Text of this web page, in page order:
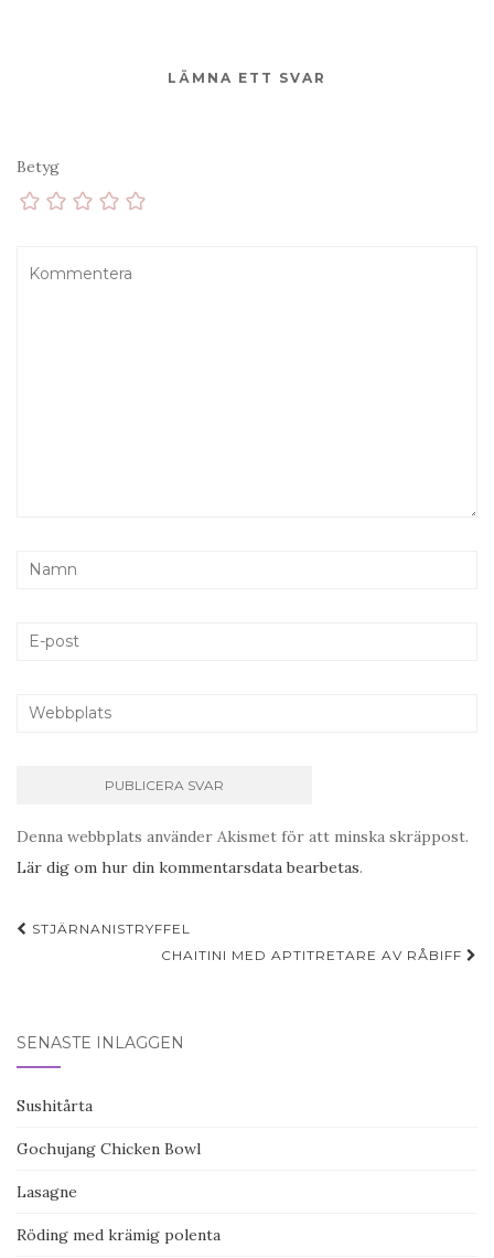
LÄMNA ETT SVAR
Betyg
Denna webbplats använder Akismet för att minska skräppost.
Lär dig om hur din kommentarsdata bearbetas.
Inläggsnavigering
STJÄRNANISTRYFFEL
CHAITINI MED APTITRETARE AV RÅBIFF
SENASTE INLÄGGEN
Sushitårta
Gochujang Chicken Bowl
Lasagne
Röding med krämig polenta